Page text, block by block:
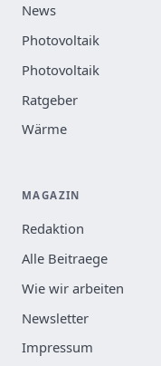
News
Photovoltaik
Photovoltaik
Ratgeber
Wärme
MAGAZIN
Redaktion
Alle Beitraege
Wie wir arbeiten
Newsletter
Impressum